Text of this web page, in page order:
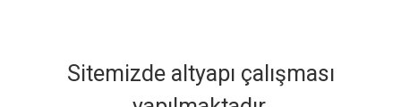
Sitemizde altyapı çalışması